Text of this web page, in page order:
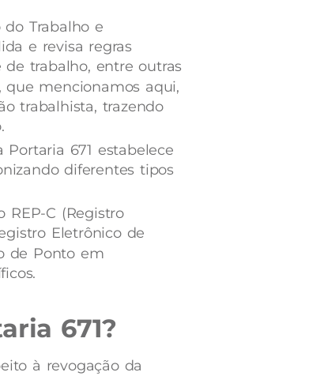
Trabalho e
e revisa regras
trabalho, entre outras
que mencionamos aqui,
trabalhista, trazendo
671 estabelece
diferentes tipos
REP-C (Registro
Eletrônico de
de Ponto em
671?
à revogação da